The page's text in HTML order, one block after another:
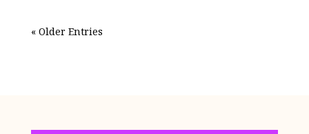
« Older Entries